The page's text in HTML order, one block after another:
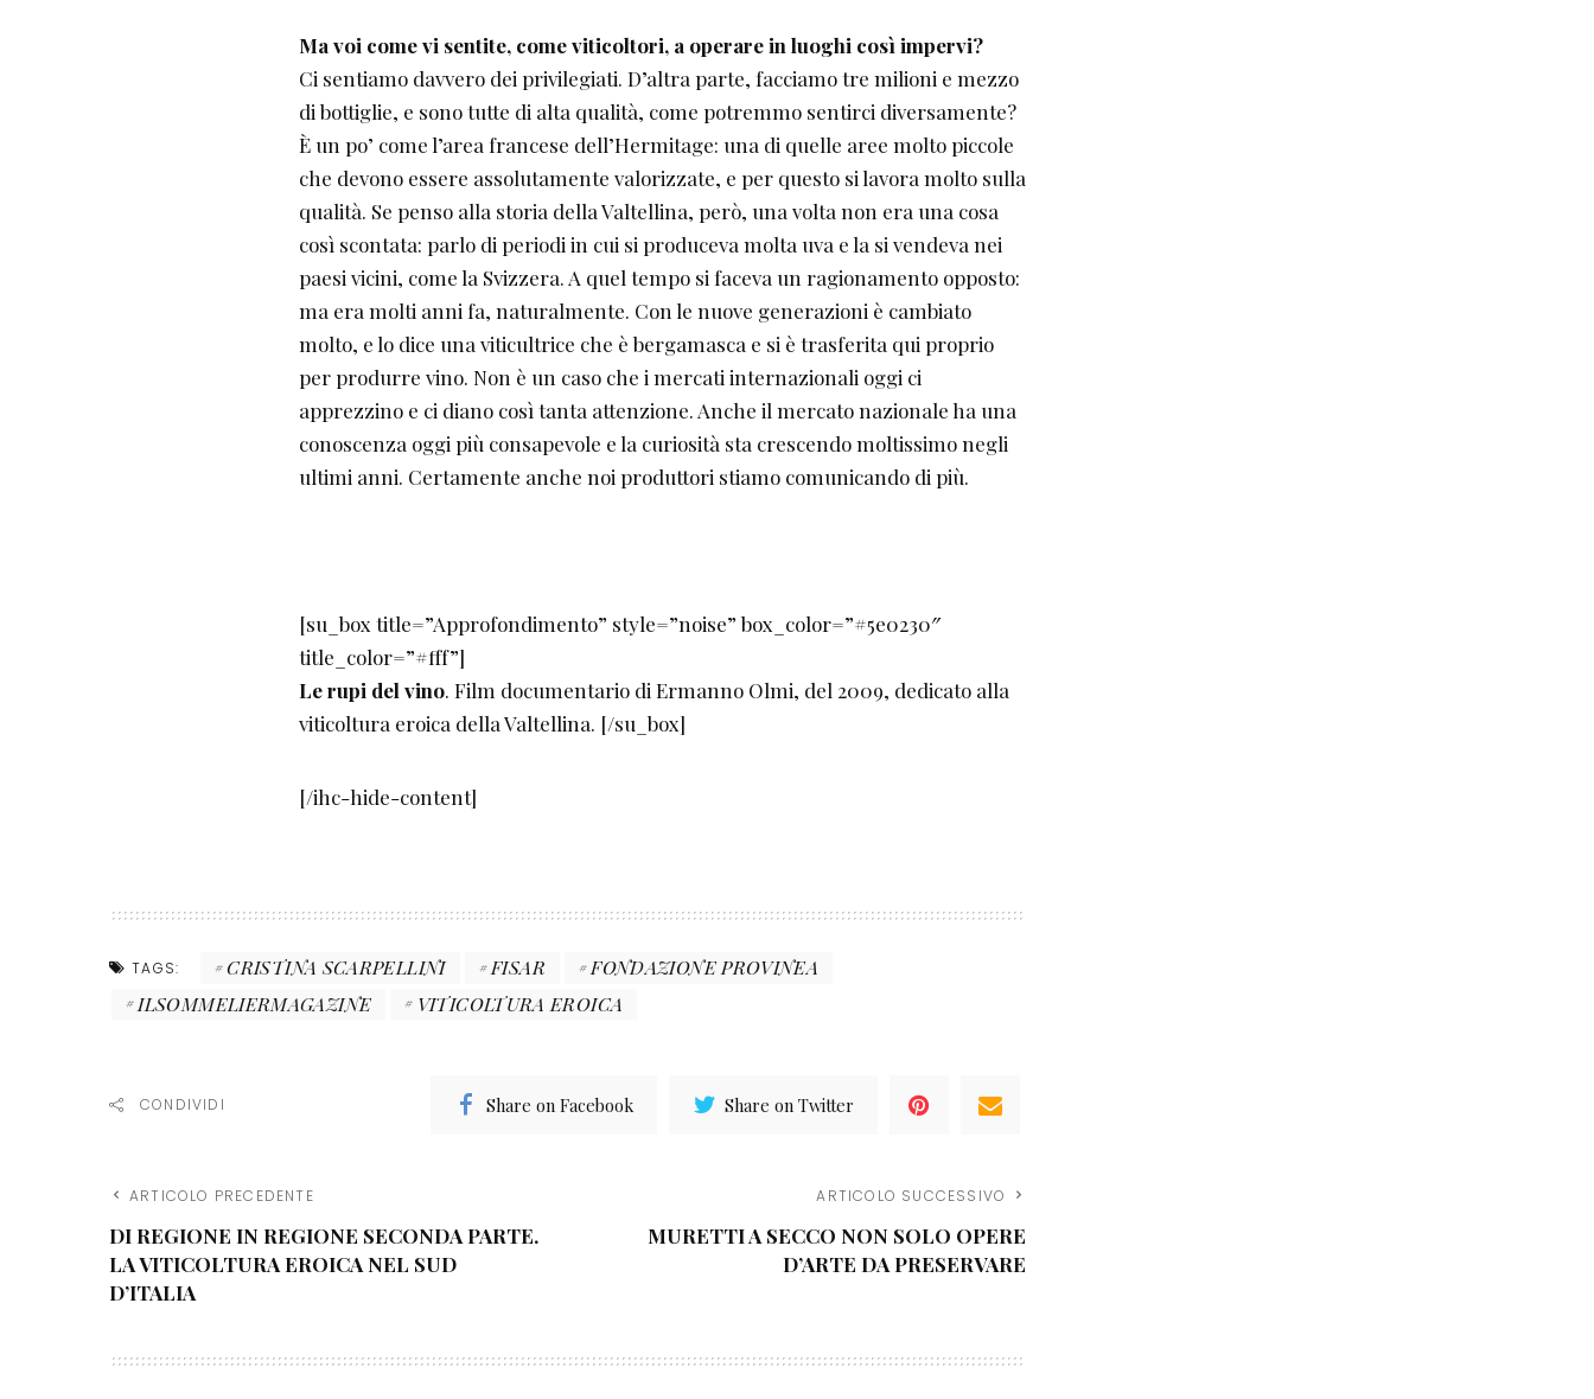
Ma voi come vi sentite, come viticoltori, a operare in luoghi così impervi?
Ci sentiamo davvero dei privilegiati. D’altra parte, facciamo tre milioni e mezzo
di bottiglie, e sono tutte di alta qualità, come potremmo sentirci diversamente?
È un po’ come l’area francese dell’Hermitage: una di quelle aree molto piccole
che devono essere assolutamente valorizzate, e per questo si lavora molto sulla
qualità. Se penso alla storia della Valtellina, però, una volta non era una cosa
così scontata: parlo di periodi in cui si produceva molta uva e la si vendeva nei
paesi vicini, come la Svizzera. A quel tempo si faceva un ragionamento opposto:
ma era molti anni fa, naturalmente. Con le nuove generazioni è cambiato
molto, e lo dice una viticultrice che è bergamasca e si è trasferita qui proprio
per produrre vino. Non è un caso che i mercati internazionali oggi ci
apprezzino e ci diano così tanta attenzione. Anche il mercato nazionale ha una
conoscenza oggi più consapevole e la curiosità sta crescendo moltissimo negli
ultimi anni. Certamente anche noi produttori stiamo comunicando di più.
[su_box title=”Approfondimento” style=”noise” box_color=”#5e0230″
title_color=”#fff”]
Le rupi del vino. Film documentario di Ermanno Olmi, del 2009, dedicato alla
viticoltura eroica della Valtellina. [/su_box]
[/ihc-hide-content]
TAGS: CRISTINA SCARPELLINI FISAR
FONDAZIONE PROVINEA
ILSOMMELIERMAGAZINE
VITICOLTURA EROICA
CONDIVIDI Share on Facebook Share on Twitter
ARTICOLO PRECEDENTE
DI REGIONE IN REGIONE SECONDA PARTE.
LA VITICOLTURA EROICA NEL SUD
D’ITALIA
ARTICOLO SUCCESSIVO
MURETTI A SECCO NON SOLO OPERE
D’ARTE DA PRESERVARE